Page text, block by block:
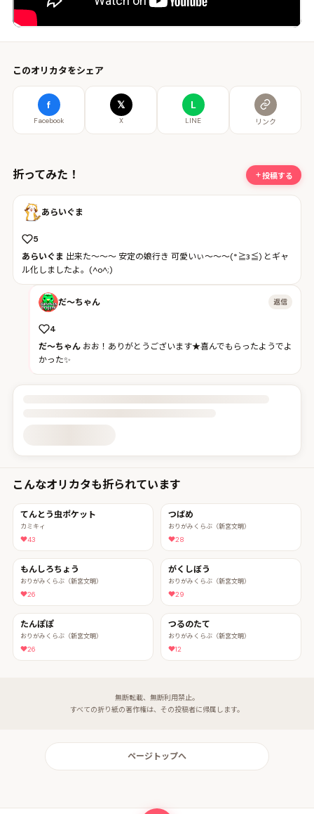
このオリカタをシェア
f
Facebook
𝕏
X
L
LINE リンク
折ってみた！ 投稿する
あらいぐま
5
あらいぐま 出来た～～～ 安定の娘行き 可愛いぃ～～～(*≧з≦) とギャ
ル化しましたよ。(^o^;)
だ〜ちゃん 返信
4
だ〜ちゃん おお！ありがとうございます★喜んでもらったようでよ
かった✨
投稿詳細を読み込んでいます
こんなオリカタも折られています
てんとう虫ポケット
カミキィ
43
つばめ
おりがみくらぶ（新宮文明）
28
もんしろちょう
おりがみくらぶ（新宮文明）
26
がくしぼう
おりがみくらぶ（新宮文明）
29
たんぽぽ
おりがみくらぶ（新宮文明）
26
つるのたて
おりがみくらぶ（新宮文明）
12
無断転載、無断利用禁止。
すべての折り紙の著作権は、その投稿者に帰属します。
ページトップへ